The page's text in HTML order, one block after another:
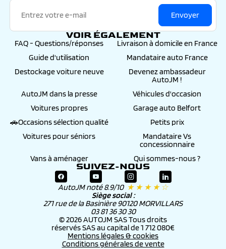
Envoyer
VOIR ÉGALEMENT
FAQ - Questions/réponses
Livraison à domicile en France
Guide d'utilisation
Mandataire auto France
Destockage voiture neuve
Devenez ambassadeur
AutoJM !
AutoJM dans la presse
Véhicules d'occasion
Voitures propres
Garage auto Belfort
🚗Occasions sélection qualité
Petits prix
Voitures pour séniors
Mandataire Vs
concessionnaire
Vans à aménager
Qui sommes-nous ?
SUIVEZ-NOUS
AutoJM noté 8.9/10 ★ ★ ★ ★ ☆
Siège social :
271 rue de la Basinière 90120 MORVILLARS
03 81 36 30 30
© 2026 AUTOJM SAS Tous droits
réservés SAS au capital de 1 712 080€
Mentions légales & cookies
Conditions générales de vente